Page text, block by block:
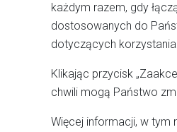
każdym razem, gdy
dostosowanych do
dotyczących
Klikając przycisk
chwili mogą Państwo
Więcej informacji, w